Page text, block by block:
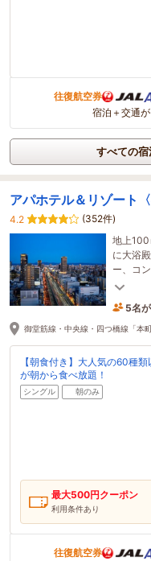
往復航空券
宿泊＋交通
すべての宿
アパホテル＆リゾート
4.2
(352件)
地上100
に大浴
ー、コ
梅田・
5名
15
御堂筋線・中央線・四つ橋線「本
【朝食付き】大人気の60種
が朝から食べ放題！
シングル 朝のみ
最大500円クーポン
利用条件あり
往復航空券